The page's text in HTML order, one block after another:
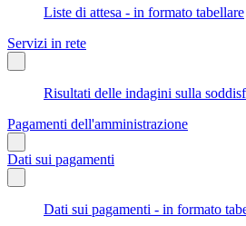
Liste di attesa - in formato tabellare
Servizi in rete
Risultati delle indagini sulla
Pagamenti dell'amministrazione
Dati sui pagamenti
Dati sui pagamenti - in formato